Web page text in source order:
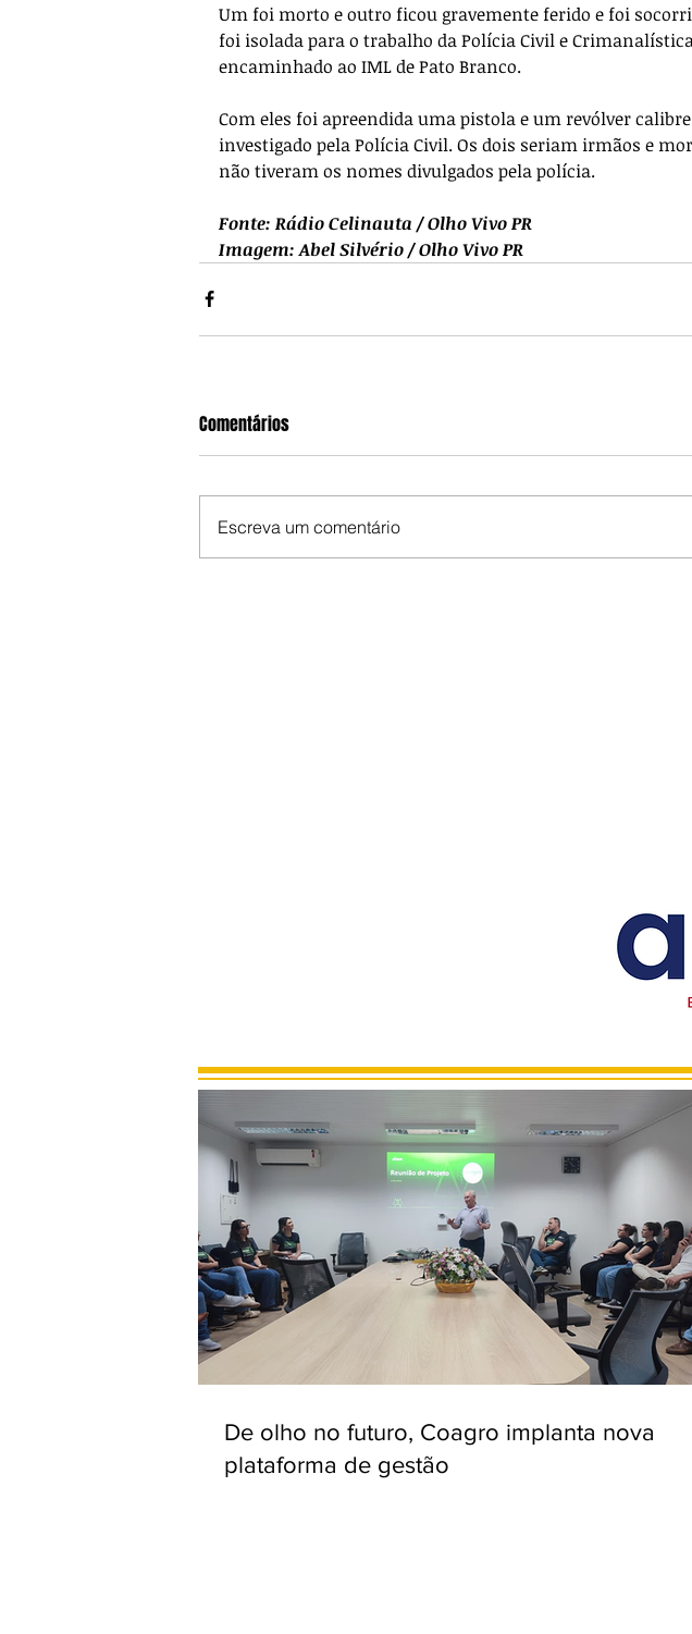
Um foi morto e outro ficou gravemente ferido e foi
foi isolada para o trabalho da Polícia Civil e
encaminhado ao IML de Pato Branco.
Com eles foi apreendida uma pistola e um revólver calibre
investigado pela Polícia Civil. Os dois seriam irmãos e
não tiveram os nomes divulgados pela polícia.
Fonte: Rádio Celinauta / Olho Vivo PR
Imagem: Abel Silvério / Olho Vivo PR
Comentários
Escreva um comentário
De olho no futuro, Coagro implanta nova
plataforma de gestão